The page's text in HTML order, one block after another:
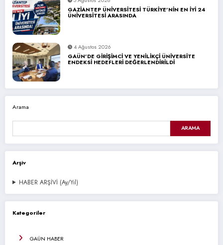
GAZİANTEP ÜNİVERSİTESİ TÜRKİYE’NİN EN İYİ 24
ÜNİVERSİTESİ ARASINDA
4 Ağustos 2026
GAÜN’DE GİRİŞİMCİ VE YENİLİKÇİ ÜNİVERSİTE
ENDEKSİ HEDEFLERİ DEĞERLENDİRİLDİ
Arama
ARAMA
Arşiv
HABER ARŞİVİ (Ay/Yıl)
Kategoriler
GAÜN HABER